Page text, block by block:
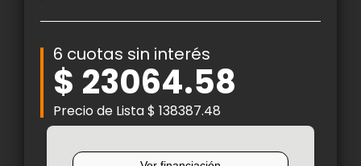
6 cuotas sin interés
$ 23064.58
Precio de Lista $ 138387.48